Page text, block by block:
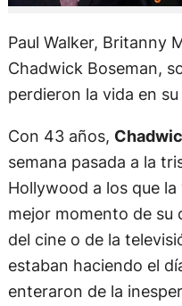
Paul Walker, Britanny
Chadwick Boseman,
perdieron la vida en
Con 43 años,
semana pasada a la
Hollywood a los que
mejor momento de su
del cine o de la
estaban haciendo el
enteraron de la